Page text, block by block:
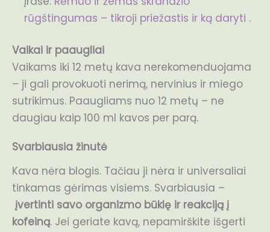
rūgštingumas – tikroji priežastis ir ką daryti .
Vaikai ir paaugliai
Vaikams iki 12 metų kava nerekomenduojama
– ji gali provokuoti nerimą, nervinius ir miego
sutrikimus. Paaugliams nuo 12 metų – ne
daugiau kaip 100 ml kavos per parą.
Svarbiausia žinutė
Kava nėra blogis. Tačiau ji nėra ir universaliai
tinkamas gėrimas visiems. Svarbiausia –
įvertinti savo organizmo būklę ir reakciją į
kofeiną. Jei geriate kavą, nepamirškite išgerti